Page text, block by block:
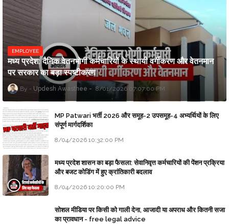
EMPLOYEE
मध्य प्रदेश: दैनिक वेतनभोगी कर्मचारियों के स्थायी वर्गीकरण और वेतनमान
पर सरकार का बड़ा स्पष्टीकरण
Updesh Awasthee 8/01/2026 07:07:00 PM
MP Patwari भर्ती 2026 और समूह-2 उपसमूह-4 अभ्यर्थियों के लिए
संपूर्ण मार्गदर्शिका
8/04/2026 10:32:00 PM
मध्य प्रदेश शासन का बड़ा फैसला: सेवानिवृत्त कर्मचारियों की पेंशन प्रक्रिया
और बजट कोडिंग में हुए क्रांतिकारी बदलाव
8/04/2026 10:20:00 PM
सोशल मीडिया पर किसी को गाली देना, आजादी या अपराध और कितनी सजा
का प्रावधान - free legal advice